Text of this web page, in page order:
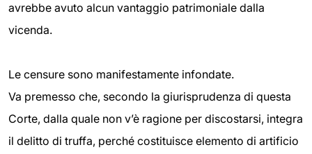
avrebbe avuto alcun vantaggio patrimoniale dalla
vicenda.
Le censure sono manifestamente infondate.
Va premesso che, secondo la giurisprudenza di questa
Corte, dalla quale non v’è ragione per discostarsi, integra
il delitto di truffa, perché costituisce elemento di artificio